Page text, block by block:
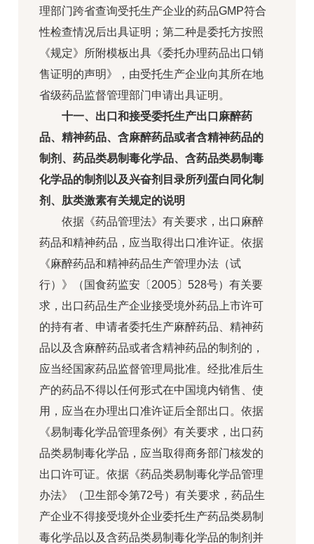
理部门跨省查询受托生产企业的药品GMP符合
性检查情况后出具证明；第二种是委托方按照
《规定》所附模板出具《委托办理药品出口销
售证明的声明》，由受托生产企业向其所在地
省级药品监督管理部门申请出具证明。
十一、出口和接受委托生产出口麻醉药
品、精神药品、含麻醉药品或者含精神药品的
制剂、药品类易制毒化学品、含药品类易制毒
化学品的制剂以及兴奋剂目录所列蛋白同化制
剂、肽类激素有关规定的说明
依据《药品管理法》有关要求，出口麻醉
药品和精神药品，应当取得出口准许证。依据
《麻醉药品和精神药品生产管理办法（试
行）》（国食药监安〔2005〕528号）有关要
求，出口药品生产企业接受境外药品上市许可
的持有者、申请者委托生产麻醉药品、精神药
品以及含麻醉药品或者含精神药品的制剂的，
应当经国家药品监督管理局批准。经批准后生
产的药品不得以任何形式在中国境内销售、使
用，应当在办理出口准许证后全部出口。依据
《易制毒化学品管理条例》有关要求，出口药
品类易制毒化学品，应当取得商务部门核发的
出口许可证。依据《药品类易制毒化学品管理
办法》（卫生部令第72号）有关要求，药品生
产企业不得接受境外企业委托生产药品类易制
毒化学品以及含药品类易制毒化学品的制剂并